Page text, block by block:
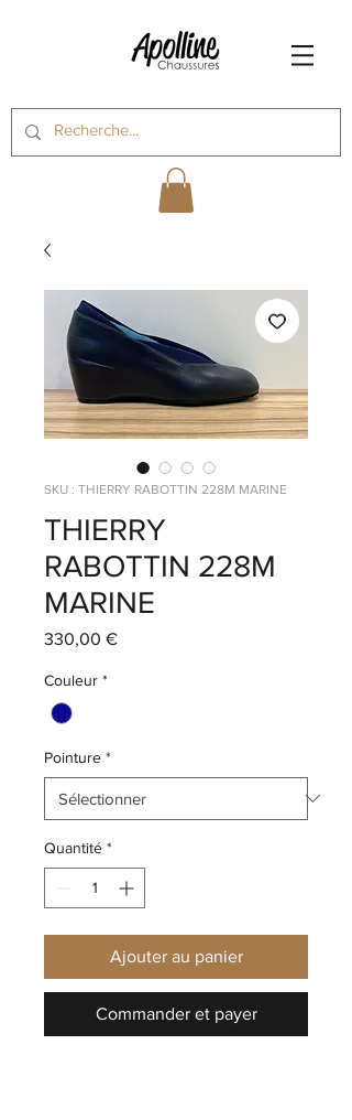
SKU : THIERRY RABOTTIN 228M MARINE
THIERRY
RABOTTIN 228M
MARINE
330,00 €Prix
Couleur *
Pointure *
Quantité *
Ajouter au panier
Commander et payer